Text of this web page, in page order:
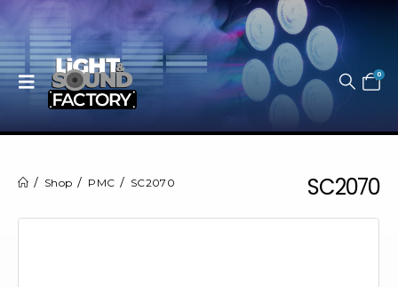
0
SC2070
Shop PMC SC2070